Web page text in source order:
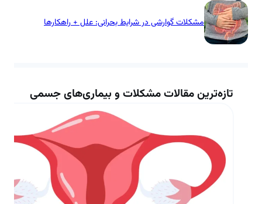
مشکلات گوارشی در شرایط بحرانی: علل + راهکارها
تازه‌ترین مقالات مشکلات و بیماری‌های جسمی